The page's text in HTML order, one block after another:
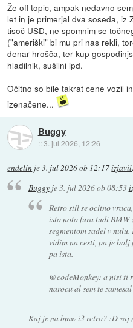
Že off topic, ampak nedavno
let in je primerjal dva soseda, iz
tisoč USD, ne spomnim se
("ameriški" bi mu pri nas rekli,
denar hrošča, ter kup
hladilnik, sušilni ipd.
Očitno so bile takrat cene vozil
izenačene...
Buggy
::3. jul 2026, 12:26
endelin je3. jul 2026 ob 12:17izjavil
Buggyje3. jul 2026 ob 08:53
Retro stil se ocitno
isto noto fura tudi BMW
segmentom zadel v
vidim na cesti, pa je
pa ista.
@codeMonkey: a nisi ti
narocu al sem te
Kaj je na bmw i3 retro? :D saj